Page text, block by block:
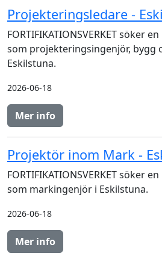
Projekteringsledare -
FORTIFIKATIONSVERKET söker
som projekteringsingenjör, bygg
Eskilstuna.
2026-06-18
Mer info
Projektör inom Mark -
FORTIFIKATIONSVERKET söker
som markingenjör i Eskilstuna.
2026-06-18
Mer info